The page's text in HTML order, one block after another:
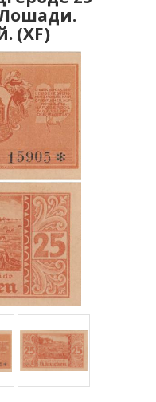
Лошади.
(XF)